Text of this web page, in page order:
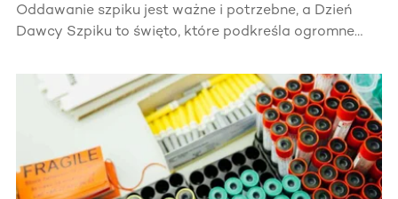
Oddawanie szpiku jest ważne i potrzebne, a Dzień
Dawcy Szpiku to święto, które podkreśla ogromne